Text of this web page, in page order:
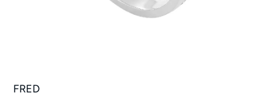
FRED